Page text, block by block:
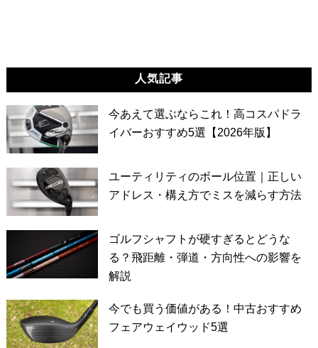
人気記事
今あえて選ぶならこれ！高コスパドラ
イバーおすすめ5選【2026年版】
ユーティリティのボール位置｜正しい
アドレス・構え方でミスを減らす方法
ゴルフシャフトが硬すぎるとどうな
る？飛距離・弾道・方向性への影響を
解説
今でも買う価値がある！中古おすすめ
フェアウェイウッド5選